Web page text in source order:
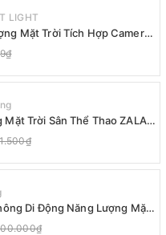
LIGHT
Mặt Trời Tích Hợp Camera
(80W, IP65)
Trời Sân Thể Thao ZALAA
Cao Cấp
Di Động Năng Lượng Mặt
D